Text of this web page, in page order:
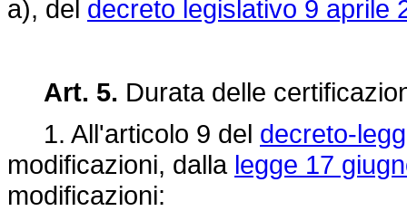
a), del decreto legislativo 9 aprile
Art. 5. Durata delle
1. All'articolo 9 del decreto-
modificazioni, dalla legge 17
modificazioni: